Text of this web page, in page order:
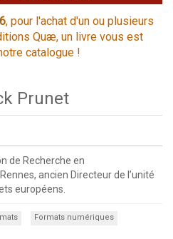
, pour l'achat d'un ou plusieurs
Quæ, un livre vous est
catalogue !
Prunet
de Recherche en
ancien Directeur de l’unité
européens.
Formats numériques